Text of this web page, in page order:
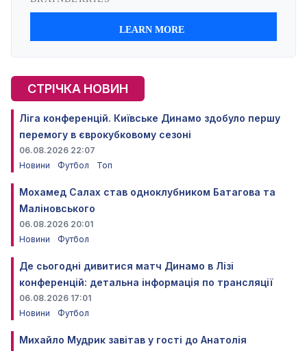
СТРІЧКА НОВИН
Ліга конференцій. Київське Динамо здобуло першу
перемогу в єврокубковому сезоні
06.08.2026 22:07
Новини
Футбол Топ
Мохамед Салах став одноклубником Батагова та
Маліновського
06.08.2026 20:01
Новини
Футбол
Де сьогодні дивитися матч Динамо в Лізі
конференцій: детальна інформація по трансляції
06.08.2026 17:01
Новини
Футбол
Михайло Мудрик завітав у гості до Анатолія